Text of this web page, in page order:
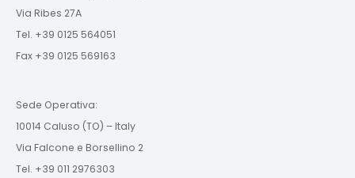
Via Ribes 27A
Tel. +39 0125 564051
Fax +39 0125 569163
Sede Operativa:
10014 Caluso (TO) – Italy
Via Falcone e Borsellino 2
Tel. +39 011 2976303